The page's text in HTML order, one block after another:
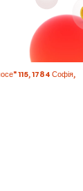
115, 1784 Софія,